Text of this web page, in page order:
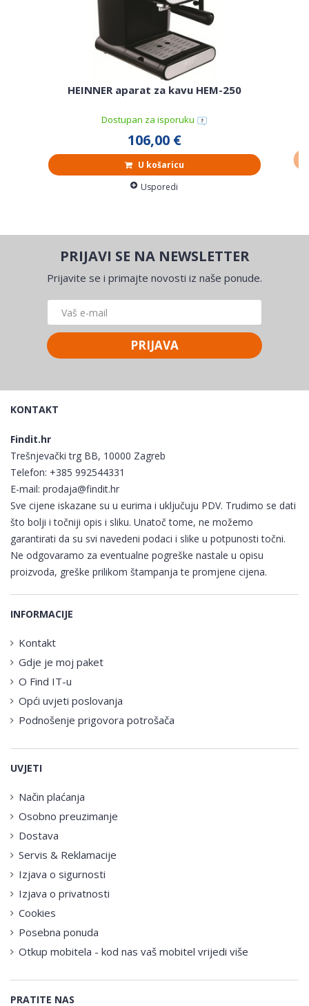
HEINNER aparat za kavu HEM-250
Dostupan za isporuku
106,00 €
U košaricu
Usporedi
PRIJAVI SE NA NEWSLETTER
Prijavite se i primajte novosti iz naše ponude.
PRIJAVA
KONTAKT
Findit.hr
Trešnjevački trg BB, 10000 Zagreb
Telefon: +385 992544331
E-mail: prodaja@findit.hr
Sve cijene iskazane su u eurima i uključuju PDV. Trudimo se dati
što bolji i točniji opis i sliku. Unatoč tome, ne možemo
garantirati da su svi navedeni podaci i slike u potpunosti točni.
Ne odgovaramo za eventualne pogreške nastale u opisu
proizvoda, greške prilikom štampanja te promjene cijena.
INFORMACIJE
Kontakt
Gdje je moj paket
O Find IT-u
Opći uvjeti poslovanja
Podnošenje prigovora potrošača
UVJETI
Način plaćanja
Osobno preuzimanje
Dostava
Servis & Reklamacije
Izjava o sigurnosti
Izjava o privatnosti
Cookies
Posebna ponuda
Otkup mobitela - kod nas vaš mobitel vrijedi više
PRATITE NAS